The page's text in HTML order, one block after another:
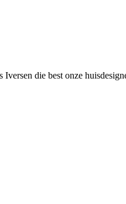
die best onze